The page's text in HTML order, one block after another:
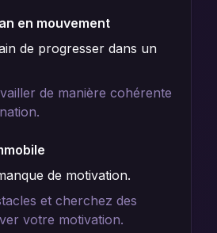
en mouvement
de progresser dans un
de manière cohérente
de motivation.
et cherchez des
votre motivation.